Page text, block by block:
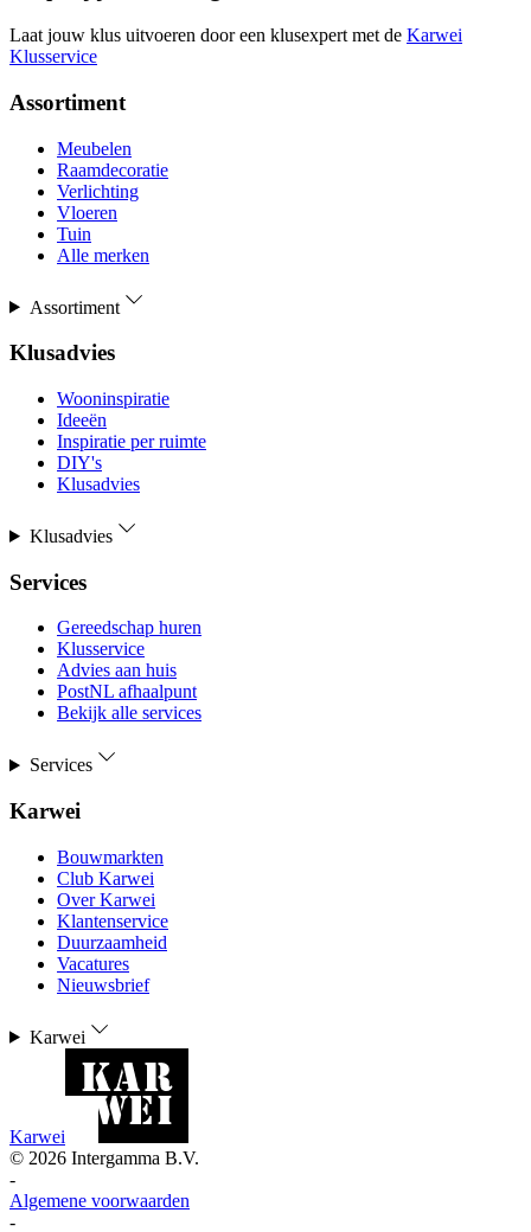
Laat jouw klus uitvoeren door een klusexpert met de Karwei
Klusservice
Assortiment
Meubelen
Raamdecoratie
Verlichting
Vloeren
Tuin
Alle merken
Assortiment
Klusadvies
Wooninspiratie
Ideeën
Inspiratie per ruimte
DIY's
Klusadvies
Klusadvies
Services
Gereedschap huren
Klusservice
Advies aan huis
PostNL afhaalpunt
Bekijk alle services
Services
Karwei
Bouwmarkten
Club Karwei
Over Karwei
Klantenservice
Duurzaamheid
Vacatures
Nieuwsbrief
Karwei
Karwei
© 2026 Intergamma B.V.
-
Algemene voorwaarden
-